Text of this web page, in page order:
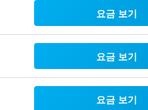
요금 보기
요금 보기
요금 보기